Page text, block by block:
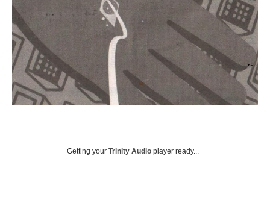
Getting your Trinity Audio player ready...